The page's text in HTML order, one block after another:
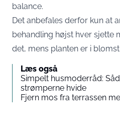
balance.
Det anbefales derfor kun at
behandling højst hver sjette
det, mens planten er i
Læs også
Simpelt husmoderråd:
strømperne hvide
Fjern mos fra terrassen